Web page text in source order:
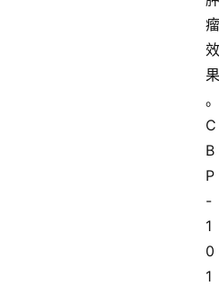
瘤
效
果
。
C
B
P
-
1
0
1